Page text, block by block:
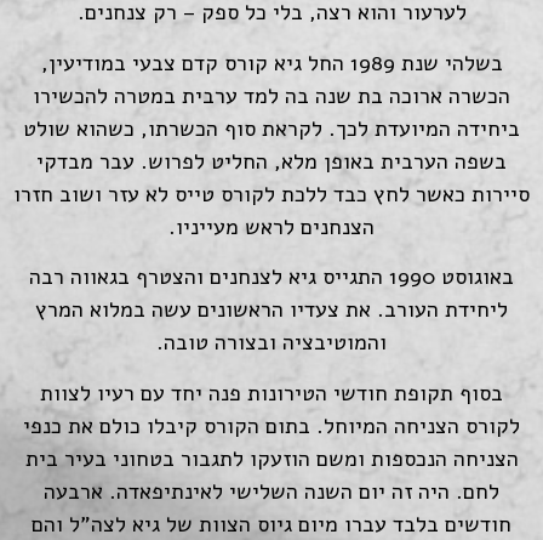
לערעור והוא רצה, בלי כל ספק – רק צנחנים.
בשלהי שנת 1989 החל גיא קורס קדם צבעי במודיעין,
הכשרה ארוכה בת שנה בה למד ערבית במטרה להכשירו
ביחידה המיועדת לכך. לקראת סוף הכשרתו, כשהוא שולט
בשפה הערבית באופן מלא, החליט לפרוש. עבר מבדקי
סיירות כאשר לחץ כבד ללכת לקורס טייס לא עזר ושוב חזרו
הצנחנים לראש מעייניו.
באוגוסט 1990 התגייס גיא לצנחנים והצטרף בגאווה רבה
ליחידת העורב. את צעדיו הראשונים עשה במלוא המרץ
והמוטיבציה ובצורה טובה.
בסוף תקופת חודשי הטירונות פנה יחד עם רעיו לצוות
לקורס הצניחה המיוחל. בתום הקורס קיבלו כולם את כנפי
הצניחה הנכספות ומשם הוזעקו לתגבור בטחוני בעיר בית
לחם. היה זה יום השנה השלישי לאינתיפאדה. ארבעה
חודשים בלבד עברו מיום גיוס הצוות של גיא לצה"ל והם